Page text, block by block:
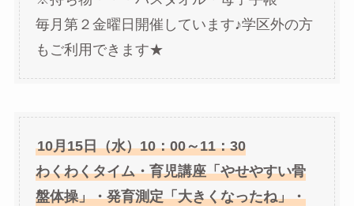
毎月第２金曜日開催しています♪学区外の方
もご利用できます★
10月15日（水）10：00～11：30
わくわくタイム・育児講座「やせやすい骨
盤体操」・発育測定「大きくなったね」・